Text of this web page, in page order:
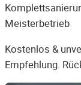
Meisterbetrieb
Kostenlos &
Empfehlung.